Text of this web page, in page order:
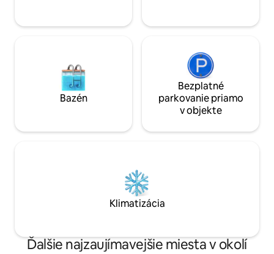
Bazén
Bezplatné
parkovanie priamo
v objekte
Klimatizácia
Ďalšie najzaujímavejšie miesta v okolí